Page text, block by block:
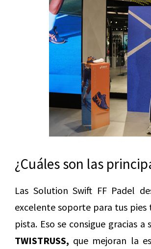
¿Cuáles son las
Las Solution Swift FF Padel
excelente soporte para tus
pista. Eso se consigue gracias
TWISTRUSS, que mejoran la